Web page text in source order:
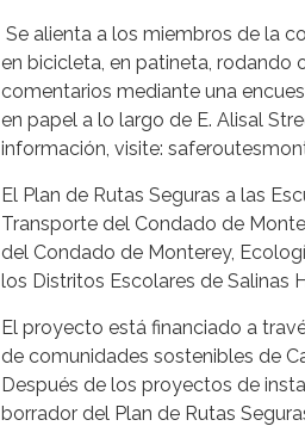
Se alienta a los miembros de la
en bicicleta, en patineta, rodando
comentarios mediante una
en papel a lo largo de E. Alisal
información, visite:
El Plan de Rutas Seguras a las
Transporte del Condado de
del Condado de Monterey,
los Distritos Escolares de Salinas
El proyecto está financiado a
de comunidades sostenibles de
Después de los proyectos de
borrador del Plan de Rutas